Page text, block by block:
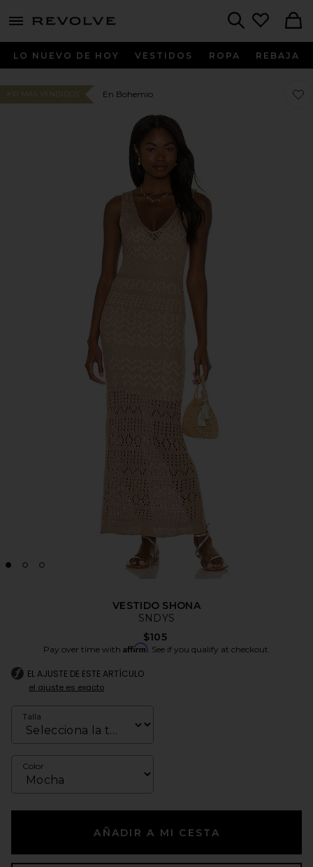
menu - shows more content
LO NUEVO DE HOY VESTIDOS ROPA REBAJA
#10 MÁS VENDIDOS En Bohemio
VESTIDO SHONA
SNDYS
$105
Pay over time with Affirm. See if you qualify at checkout.
EL AJUSTE DE ESTE ARTÍCULO
el ajuste es exacto
Talla
Color
AÑADIR A MI CESTA